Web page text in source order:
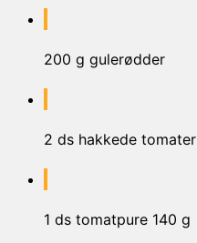
200 g gulerødder
2 ds hakkede tomater
1 ds tomatpure 140 g